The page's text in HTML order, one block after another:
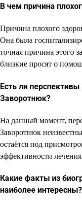
В чем причина
Причина плохого
Она была
точная причина этого
близкие просят о
Есть ли
Заворотнюк?
На данный момент,
Заворотнюк
остаётся под
эффективности
Какие факты из
наиболее интересны?